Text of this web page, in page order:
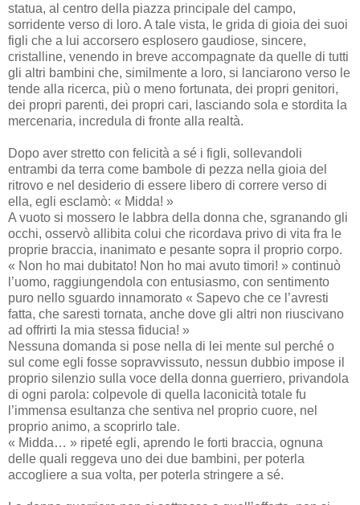
statua, al centro della piazza principale del campo,
sorridente verso di loro. A tale vista, le grida di gioia dei suoi
figli che a lui accorsero esplosero gaudiose, sincere,
cristalline, venendo in breve accompagnate da quelle di tutti
gli altri bambini che, similmente a loro, si lanciarono verso le
tende alla ricerca, più o meno fortunata, dei propri genitori,
dei propri parenti, dei propri cari, lasciando sola e stordita la
mercenaria, incredula di fronte alla realtà.
Dopo aver stretto con felicità a sé i figli, sollevandoli
entrambi da terra come bambole di pezza nella gioia del
ritrovo e nel desiderio di essere libero di correre verso di
ella, egli esclamò: « Midda! »
A vuoto si mossero le labbra della donna che, sgranando gli
occhi, osservò allibita colui che ricordava privo di vita fra le
proprie braccia, inanimato e pesante sopra il proprio corpo.
« Non ho mai dubitato! Non ho mai avuto timori! » continuò
l’uomo, raggiungendola con entusiasmo, con sentimento
puro nello sguardo innamorato « Sapevo che ce l’avresti
fatta, che saresti tornata, anche dove gli altri non riuscivano
ad offrirti la mia stessa fiducia! »
Nessuna domanda si pose nella di lei mente sul perché o
sul come egli fosse sopravvissuto, nessun dubbio impose il
proprio silenzio sulla voce della donna guerriero, privandola
di ogni parola: colpevole di quella laconicità totale fu
l’immensa esultanza che sentiva nel proprio cuore, nel
proprio animo, a scoprirlo tale.
« Midda… » ripeté egli, aprendo le forti braccia, ognuna
delle quali reggeva uno dei due bambini, per poterla
accogliere a sua volta, per poterla stringere a sé.